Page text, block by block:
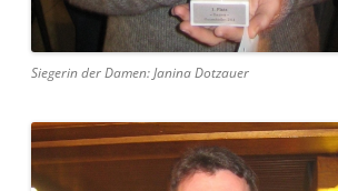
Siegerin der Damen: Janina Dotzauer